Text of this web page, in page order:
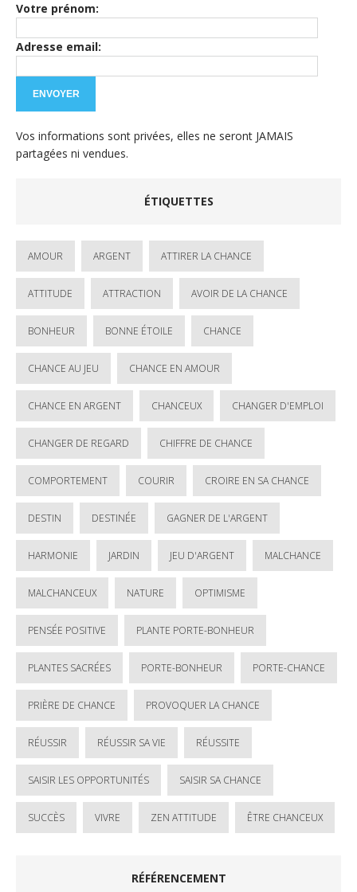
Votre prénom:
Adresse email:
Vos informations sont privées, elles ne seront JAMAIS
partagées ni vendues.
ÉTIQUETTES
AMOUR ARGENT ATTIRER LA CHANCE
ATTITUDE ATTRACTION AVOIR DE LA CHANCE
BONHEUR BONNE ÉTOILE CHANCE
CHANCE AU JEU CHANCE EN AMOUR
CHANCE EN ARGENT CHANCEUX CHANGER D'EMPLOI
CHANGER DE REGARD CHIFFRE DE CHANCE
COMPORTEMENT COURIR CROIRE EN SA CHANCE
DESTIN DESTINÉE GAGNER DE L'ARGENT
HARMONIE JARDIN JEU D'ARGENT MALCHANCE
MALCHANCEUX NATURE OPTIMISME
PENSÉE POSITIVE PLANTE PORTE-BONHEUR
PLANTES SACRÉES PORTE-BONHEUR PORTE-CHANCE
PRIÈRE DE CHANCE PROVOQUER LA CHANCE
RÉUSSIR RÉUSSIR SA VIE RÉUSSITE
SAISIR LES OPPORTUNITÉS SAISIR SA CHANCE
SUCCÈS VIVRE ZEN ATTITUDE ÊTRE CHANCEUX
RÉFÉRENCEMENT